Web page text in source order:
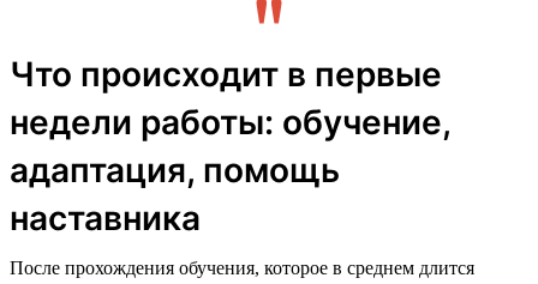
Что происходит в первые
недели работы: обучение,
адаптация, помощь
наставника
После прохождения обучения, которое в среднем длится